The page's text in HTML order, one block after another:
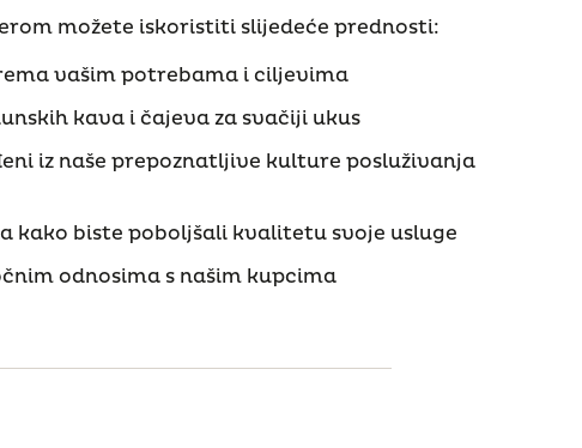
možete iskoristiti slijedeće prednosti:
vašim potrebama i ciljevima
kava i čajeva za svačiji ukus
iz naše prepoznatljive kulture posluživanja
kako biste poboljšali kvalitetu svoje usluge
odnosima s našim kupcima